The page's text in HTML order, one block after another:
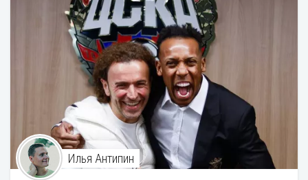
Илья Антипин